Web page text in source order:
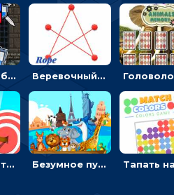
Экшен Нуб-боец: прыгать через препятствия или бить врагов мечом Веревочный мастер: двигай узелки и развязывай их
Мастер считать стрелы: увеличивать запас, чтобы поразить больше целей Безумное путешествие друзей по миру: собирать пазлы из фото с животными